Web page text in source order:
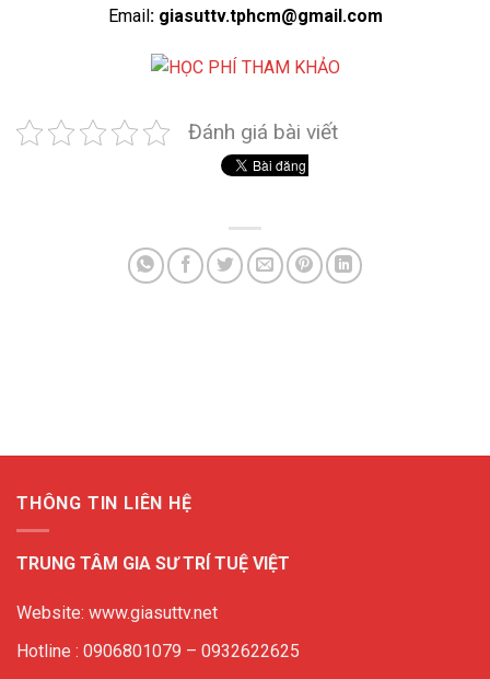
Email : giasuttv.tphcm@gmail.com
Đánh giá bài viết
THÔNG TIN LIÊN HỆ
TRUNG TÂM GIA SƯ TRÍ TUỆ VIỆT
Website: www.giasuttv.net
Hotline : 0906801079 – 0932622625